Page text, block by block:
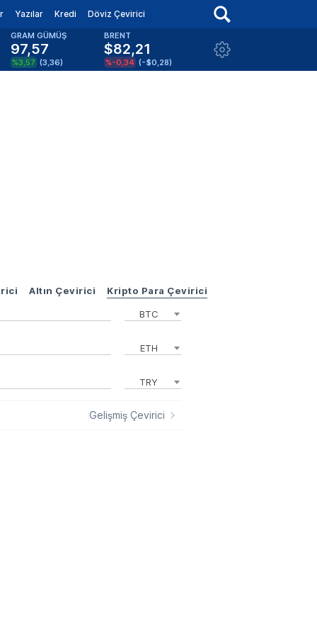
Yazılar Kredi Döviz Çevirici
GRAM GÜMÜŞ
97,57
%3,57 (3,36)
BRENT
$82,21
%-0,34 (-$0,28)
Altın Çevirici Kripto Para Çevirici
BTC
ETH
TRY
Gelişmiş Çevirici